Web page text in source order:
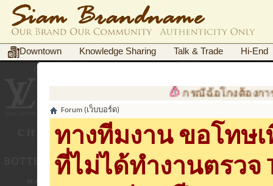
Downtown Knowledge Sharing Talk & Trade Hi-End
กรณีฉ้อโกงต้องการเอกสา
Forum (เว็บบอร์ด)
ทางทีมงาน ขอโทษ
ที่ไม่ได้ทำงานตรวจ